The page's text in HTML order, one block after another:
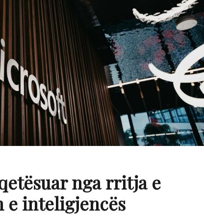
nga rritja e
e inteligjencës